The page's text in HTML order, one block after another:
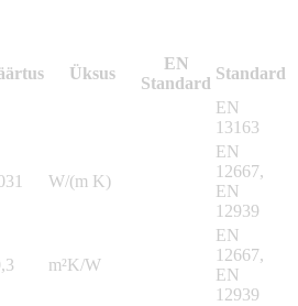
Üksus
EN
Standard
Standard
EN
13163
W/(m K)
EN
12667,
EN
12939
m²K/W
EN
12667,
EN
12939